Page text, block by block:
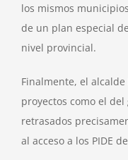
los mismos
de un plan especial
nivel provincial.
Finalmente, el
proyectos como el
retrasados
al acceso a los PIDE